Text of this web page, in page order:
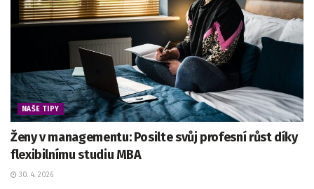
NAŠE TIPY
Ženy v managementu: Posilte svůj profesní růst díky
flexibilnímu studiu MBA
30. 4. 2026